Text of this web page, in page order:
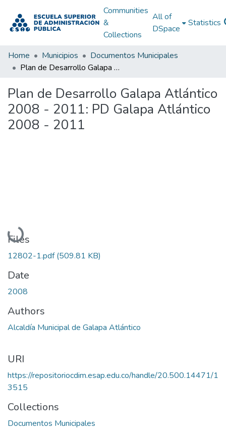
Communities
&
Collections
All of
DSpace
Statistics
Home Municipios
Documentos Municipales
Plan de Desarrollo Galapa Atlántico 2008 - 2011: PD Galapa Atlántico 2008 - 2011
Plan de Desarrollo Galapa Atlántico
2008 - 2011: PD Galapa Atlántico
2008 - 2011
Loading...
Files
12802-1.pdf(509.81 KB)
Date
2008
Authors
Alcaldía Municipal de Galapa Atlántico
URI
https://repositoriocdim.esap.edu.co/handle/20.500.14471/1
3515
Collections
Documentos Municipales